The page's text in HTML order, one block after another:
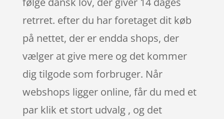
retrret. efter du har foretaget dit køb
på nettet, der er endda shops, der
vælger at give mere og det kommer
dig tilgode som forbruger. Når
webshops ligger online, får du med et
par klik et stort udvalg , og det